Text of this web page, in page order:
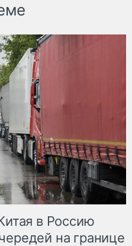
в Россию
на границе